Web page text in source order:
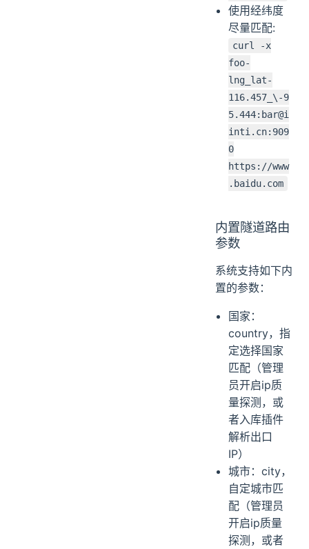
使用经纬度
尽量匹配:
curl -x
foo-
lng_lat-
116.457_\-9
5.444:bar@i
inti.cn:909
0
https://www
.baidu.com
内置隧道路由
参数
系统支持如下内
置的参数：
国家：
country，指
定选择国家
匹配（管理
员开启ip质
量探测，或
者入库插件
解析出口
IP）
城市：city，
自定城市匹
配（管理员
开启ip质量
探测，或者